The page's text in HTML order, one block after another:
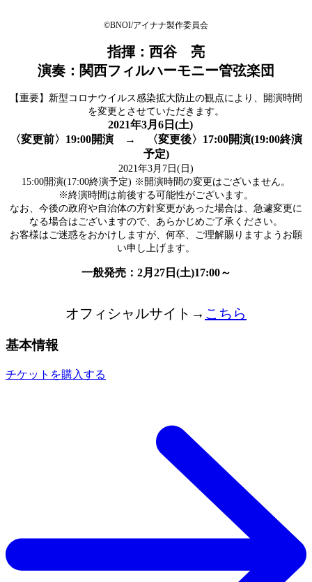
©BNOI/アイナナ製作委員会
指揮：西谷 亮
演奏：関西フィルハーモニー管弦楽団
【重要】新型コロナウイルス感染拡大防止の観点により、開演時間
を変更とさせていただきます。
2021年3月6日(土)
〈変更前〉19:00開演 → 〈変更後〉17:00開演(19:00終演
予定)
2021年3月7日(日)
15:00開演(17:00終演予定) ※開演時間の変更はございません。
※終演時間は前後する可能性がございます。
なお、今後の政府や自治体の方針変更があった場合は、急遽変更に
なる場合はございますので、あらかじめご了承ください。
お客様はご迷惑をおかけしますが、何卒、ご理解賜りますようお願
い申し上げます。
一般発売：2月27日(土)17:00～
オフィシャルサイト→ こちら
基本情報
チケットを購入する